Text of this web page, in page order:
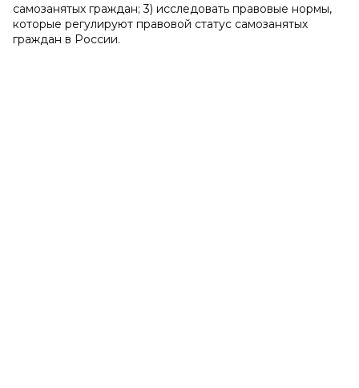
самозанятых граждан; 3) исследовать правовые нормы,
которые регулируют правовой статус самозанятых
граждан в России.